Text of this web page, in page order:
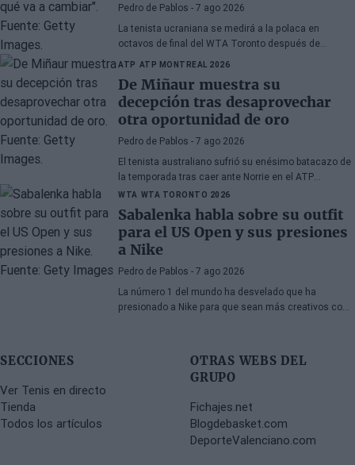
Pedro de Pablos - 7 ago 2026
La tenista ucraniana se medirá a la polaca en
octavos de final del WTA Toronto después de
ATP ATP MONTREAL 2026
De Miñaur muestra su
decepción tras desaprovechar
otra oportunidad de oro
Pedro de Pablos - 7 ago 2026
El tenista australiano sufrió su enésimo batacazo de
la temporada tras caer ante Norrie en el ATP
Montreal cuando tenía el partido ganado.
WTA WTA TORONTO 2026
Sabalenka habla sobre su outfit
para el US Open y sus presiones
a Nike
Pedro de Pablos - 7 ago 2026
La número 1 del mundo ha desvelado que ha
presionado a Nike para que sean más creativos con
SECCIONES
Ver Tenis en directo
Tienda
Todos los artículos
OTRAS WEBS DEL
GRUPO
Fichajes.net
Blogdebasket.com
DeporteValenciano.com